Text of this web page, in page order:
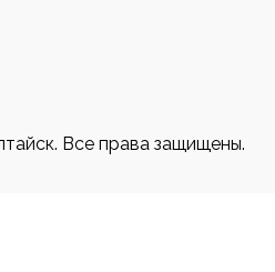
Все права защищены.